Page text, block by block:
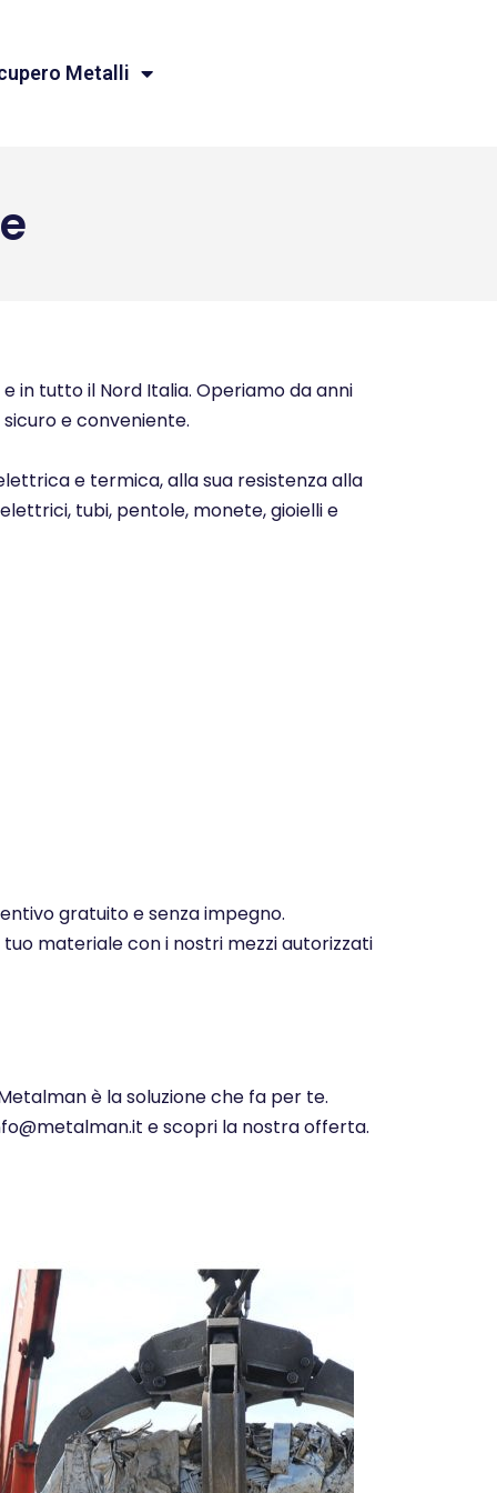
Metalli
in tutto il Nord Italia. Operiamo da anni
e conveniente.
e termica, alla sua resistenza alla
tubi, pentole, monete, gioielli e
gratuito e senza impegno.
materiale con i nostri mezzi autorizzati
è la soluzione che fa per te.
e scopri la nostra offerta.